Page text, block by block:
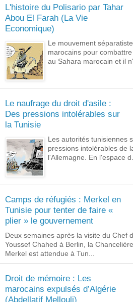
L'histoire du Polisario par Tahar
Abou El Farah (La Vie
Economique)
Le mouvement
marocains pour
au Sahara marocain et il
Le naufrage du droit d'asile :
Des pressions intolérables sur
la Tunisie
Les autorités tunisiennes
pressions intolérables de
l'Allemagne. En l'espace
Camps de réfugiés : Merkel en
Tunisie pour tenter de faire «
plier » le gouvernement
Deux semaines après la visite du Chef
Youssef Chahed à Berlin, la
Merkel est attendue à Tun...
Droit de mémoire : Les
marocains expulsés d’Algérie
(Abdellatif Mellouli)